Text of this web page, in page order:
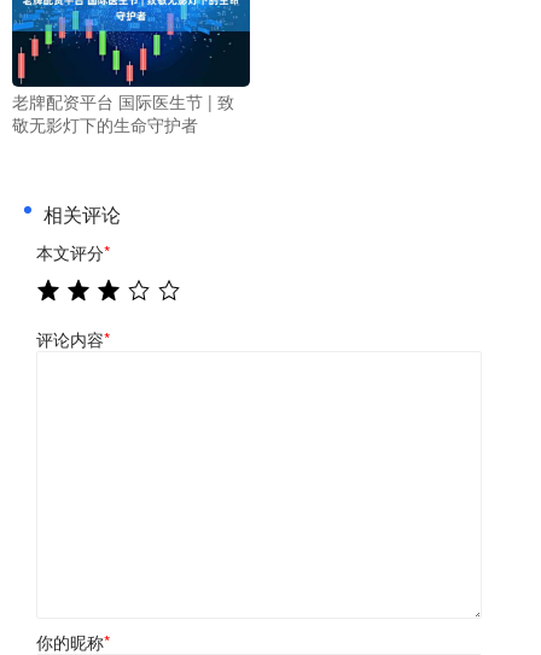
老牌配资平台 国际医生节 | 致
敬无影灯下的生命守护者
相关评论
本文评分*
评论内容*
你的昵称*